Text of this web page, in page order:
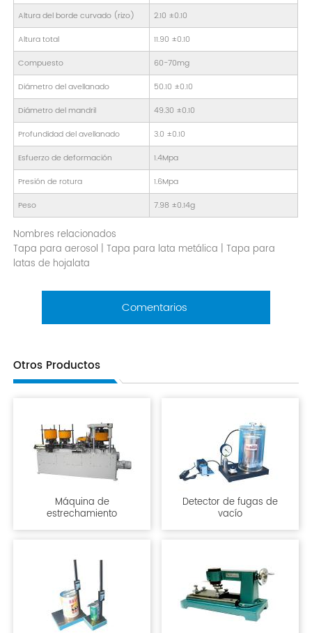
Altura del borde curvado (rizo)
2.10 ±0.10
Altura total
11.90 ±0.10
Compuesto
60-70mg
Diámetro del avellanado
50.10 ±0.10
Diámetro del mandril
49.30 ±0.10
Profundidad del avellanado
3.0 ±0.10
Esfuerzo de deformación
1.4Mpa
Presión de rotura
1.6Mpa
Peso
7.98 ±0.14g
Nombres relacionados
Tapa para aerosol | Tapa para lata metálica | Tapa para
latas de hojalata
Comentarios
Otros Productos
Máquina de
estrechamiento
Detector de fugas de
vacío